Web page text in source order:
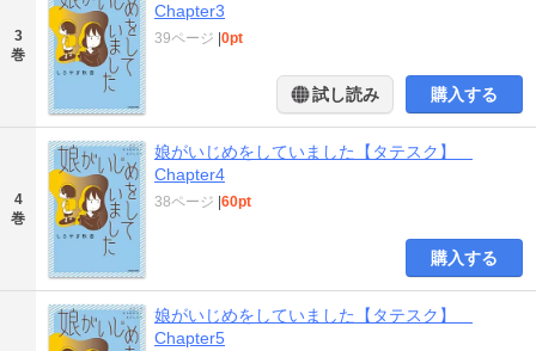
3
巻
Chapter3
39ページ 0pt
試し読み 購入する
4
巻
娘がいじめをしていました【タテスク】
Chapter4
38ページ 60pt
購入する
娘がいじめをしていました【タテスク】
Chapter5